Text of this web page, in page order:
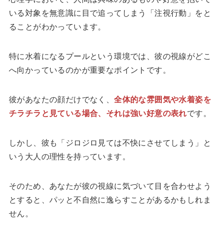
いる対象を無意識に目で追ってしまう「注視行動」をと
ることがわかっています。
特に水着になるプールという環境では、彼の視線がどこ
へ向かっているのかが重要なポイントです。
彼があなたの顔だけでなく、全体的な雰囲気や水着姿を
チラチラと見ている場合、それは強い好意の表れです。
しかし、彼も「ジロジロ見ては不快にさせてしまう」と
いう大人の理性を持っています。
そのため、あなたが彼の視線に気づいて目を合わせよう
とすると、パッと不自然に逸らすことがあるかもしれま
せん。